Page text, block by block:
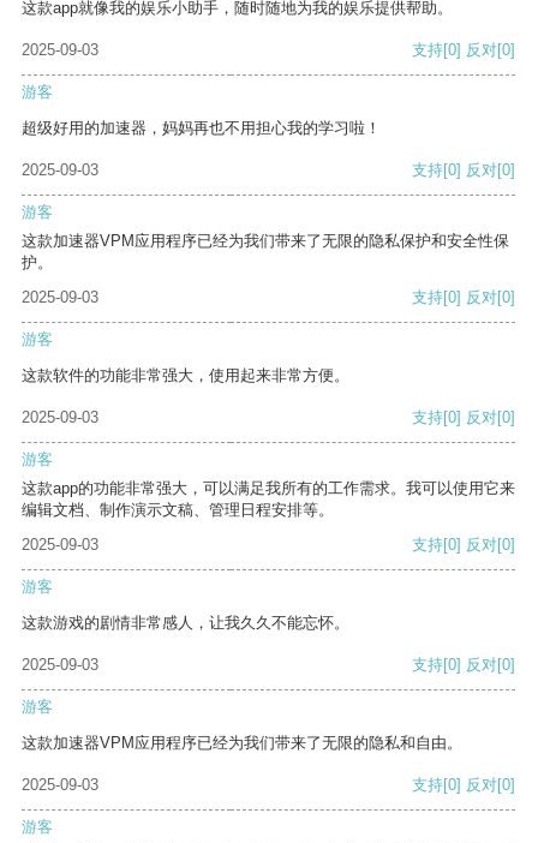
这款app就像我的娱乐小助手，随时随地为我的娱乐提供帮助。
2025-09-03 支持[0] 反对[0]
游客
超级好用的加速器，妈妈再也不用担心我的学习啦！
2025-09-03 支持[0] 反对[0]
游客
这款加速器VPM应用程序已经为我们带来了无限的隐私保护和安全性保
护。
2025-09-03
支持[0] 反对[0]
游客
这款软件的功能非常强大，使用起来非常方便。
2025-09-03 支持[0] 反对[0]
游客
这款app的功能非常强大，可以满足我所有的工作需求。我可以使用它来
编辑文档、制作演示文稿、管理日程安排等。
2025-09-03
支持[0] 反对[0]
游客
这款游戏的剧情非常感人，让我久久不能忘怀。
2025-09-03 支持[0] 反对[0]
游客
这款加速器VPM应用程序已经为我们带来了无限的隐私和自由。
2025-09-03 支持[0] 反对[0]
游客